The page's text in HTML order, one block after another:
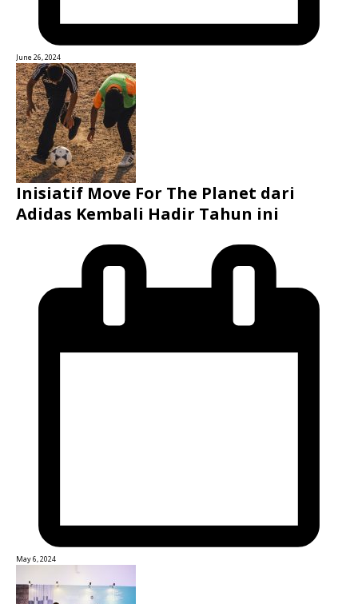
June 26, 2024
Inisiatif Move For The Planet dari
Adidas Kembali Hadir Tahun ini
May 6, 2024